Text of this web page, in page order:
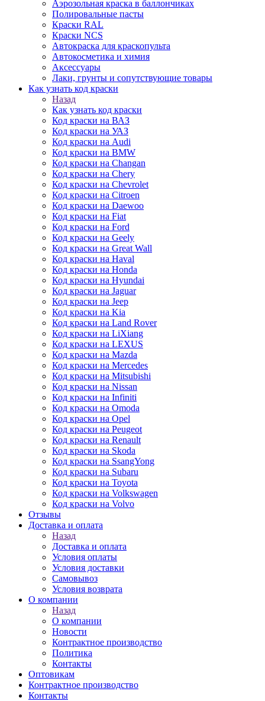
Аэрозольная краска в баллончиках
Полировальные пасты
Краски RAL
Краски NCS
Автокраска для краскопульта
Автокосметика и химия
Аксессуары
Лаки, грунты и сопутствующие товары
Как узнать код краски
Назад
Как узнать код краски
Код краски на ВАЗ
Код краски на УАЗ
Код краски на Audi
Код краски на BMW
Код краски на Changan
Код краски на Chery
Код краски на Chevrolet
Код краски на Citroen
Код краски на Daewoo
Код краски на Fiat
Код краски на Ford
Код краски на Geely
Код краски на Great Wall
Код краски на Haval
Код краски на Honda
Код краски на Hyundai
Код краски на Jaguar
Код краски на Jeep
Код краски на Kia
Код краски на Land Rover
Код краски на LiXiang
Код краски на LEXUS
Код краски на Mazda
Код краски на Mercedes
Код краски на Mitsubishi
Код краски на Nissan
Код краски на Infiniti
Код краски на Omoda
Код краски на Opel
Код краски на Peugeot
Код краски на Renault
Код краски на Skoda
Код краски на SsangYong
Код краски на Subaru
Код краски на Toyota
Код краски на Volkswagen
Код краски на Volvo
Отзывы
Доставка и оплата
Назад
Доставка и оплата
Условия оплаты
Условия доставки
Самовывоз
Условия возврата
О компании
Назад
О компании
Новости
Контрактное производство
Политика
Контакты
Оптовикам
Контрактное производство
Контакты